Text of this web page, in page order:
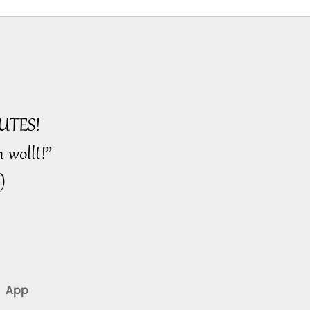
Maitreya Buddha und die
wollt!”
App